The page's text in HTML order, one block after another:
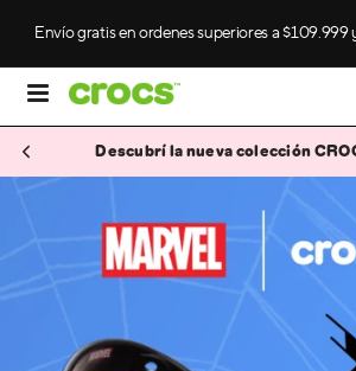
Envío gratis en ordenes superiores a $109.999
Descubrí la nueva colección